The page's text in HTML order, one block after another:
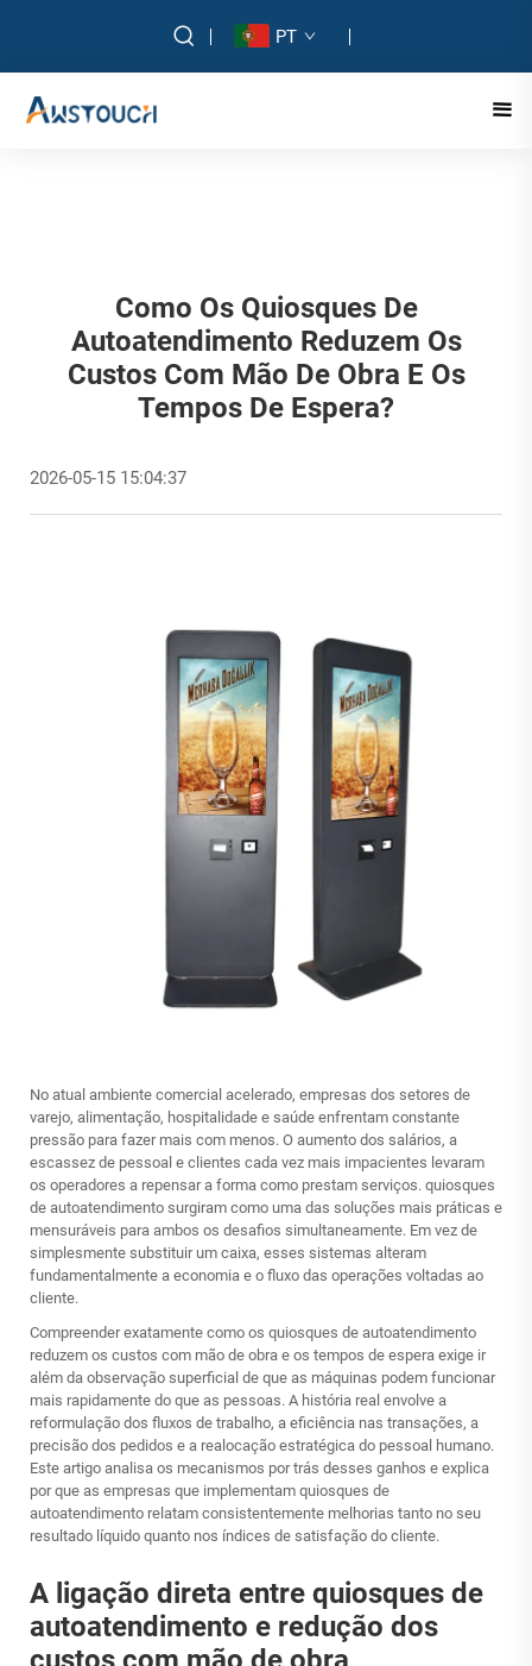
PT
Como Os Quiosques De
Autoatendimento Reduzem Os
Custos Com Mão De Obra E Os
Tempos De Espera?
2026-05-15 15:04:37
No atual ambiente comercial acelerado, empresas dos setores de
varejo, alimentação, hospitalidade e saúde enfrentam constante
pressão para fazer mais com menos. O aumento dos salários, a
escassez de pessoal e clientes cada vez mais impacientes levaram
os operadores a repensar a forma como prestam serviços. quiosques
de autoatendimento surgiram como uma das soluções mais práticas e
mensuráveis para ambos os desafios simultaneamente. Em vez de
simplesmente substituir um caixa, esses sistemas alteram
fundamentalmente a economia e o fluxo das operações voltadas ao
cliente.
Compreender exatamente como os quiosques de autoatendimento
reduzem os custos com mão de obra e os tempos de espera exige ir
além da observação superficial de que as máquinas podem funcionar
mais rapidamente do que as pessoas. A história real envolve a
reformulação dos fluxos de trabalho, a eficiência nas transações, a
precisão dos pedidos e a realocação estratégica do pessoal humano.
Este artigo analisa os mecanismos por trás desses ganhos e explica
por que as empresas que implementam quiosques de
autoatendimento relatam consistentemente melhorias tanto no seu
resultado líquido quanto nos índices de satisfação do cliente.
A ligação direta entre quiosques de
autoatendimento e redução dos